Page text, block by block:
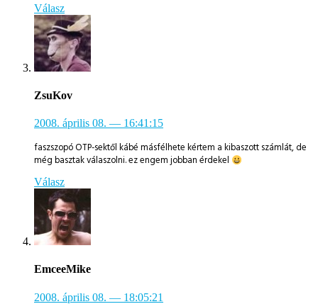
Válasz
ZsuKov
2008. április 08. — 16:41:15
faszszopó OTP-sektől kábé másfélhete kértem a kibaszott számlát, de
még basztak válaszolni. ez engem jobban érdekel
Válasz
EmceeMike
2008. április 08. — 18:05:21